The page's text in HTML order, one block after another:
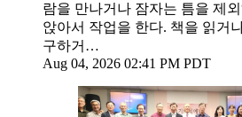
람을 만나거나 잠자는 틈을 제
앉아서 작업을 한다. 책을 읽거
구하거…
Aug 04, 2026 02:41 PM PDT